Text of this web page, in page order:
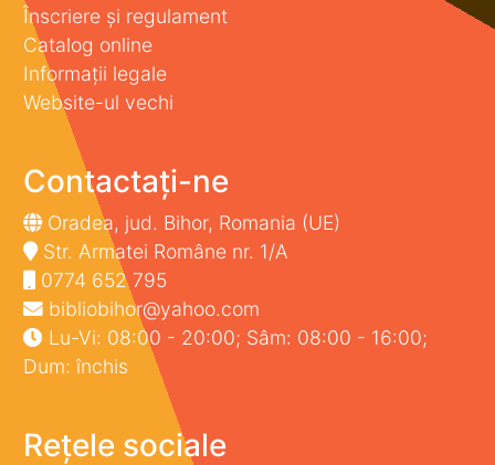
Înscriere și regulament
Catalog online
Informații legale
Website-ul vechi
Contactați-ne
Oradea, jud. Bihor, Romania (UE)
Str. Armatei Române nr. 1/A
0774 652 795
bibliobihor@yahoo.com
Lu-Vi: 08:00 - 20:00; Sâm: 08:00 - 16:00;
Dum: închis
Rețele sociale